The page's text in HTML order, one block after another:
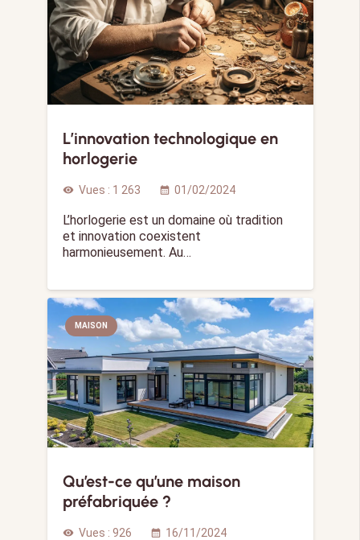
L’innovation technologique en
horlogerie
visibility Vues : 1 263 calendar_month 01/02/2024
L’horlogerie est un domaine où tradition
et innovation coexistent
harmonieusement. Au…
MAISON
Qu’est-ce qu’une maison
préfabriquée ?
visibility Vues : 926 calendar_month 16/11/2024